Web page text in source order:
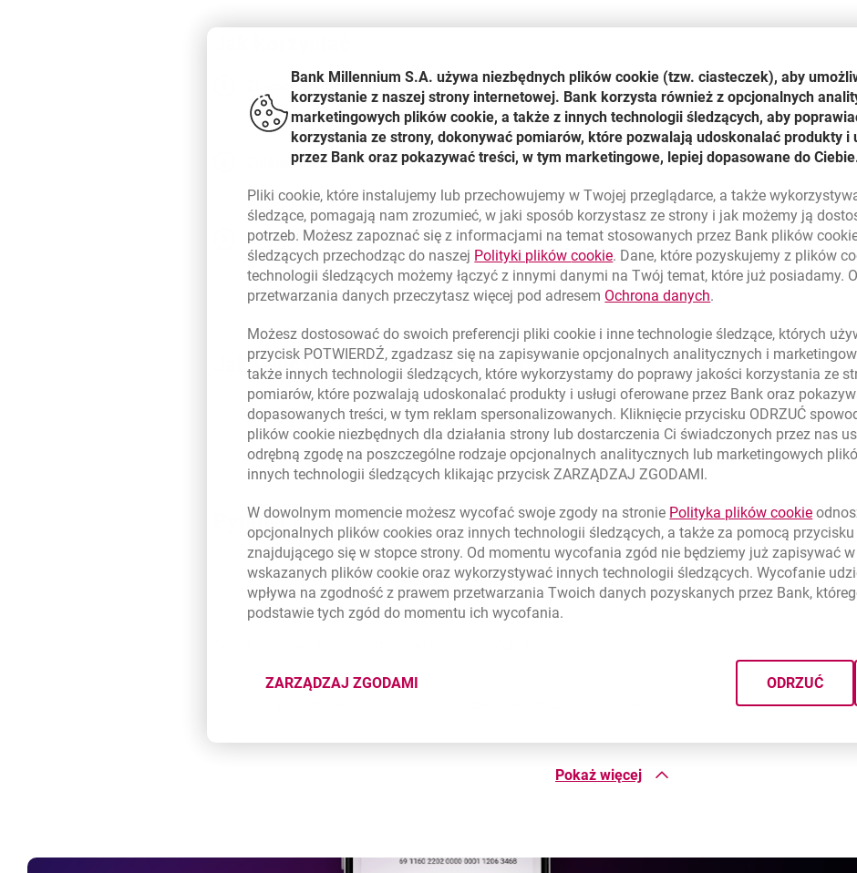
Zlecasz np. przelew w Millenecie?
Teraz zamiast przepisywać Hasło SMS, możesz zatwierdzać transakcje jednym kliknięciem w
Zaloguj się do aplikacji
Na wyświetlonym ekranie ze szczegółami operacji w Millenecie zatwierdź ją jednym
Gotowe!
W Millenecie i w aplikacji zobaczysz potwierdzenie.
Jak włączyć Autoryzację Mobilną?
Pytania i odpowiedzi
Jaka jest przewaga Autoryzacji Mobilnej nad dotychczasową metodą autoryzacji?
aktywną aplikację mobilną Banku Millennium na platformie Android lub iOS, która posłuży jako
Pokaż więcej
Bank Millennium S.A. używa niezbędnych plikówcookie (tzw. ciasteczek), aby
korzystanie z naszej strony internetowej. Bank korzysta również z opcjonalnych
marketingowych plików cookie, a także z innych technologii śledzących, aby
korzystania ze strony, dokonywać pomiarów, które pozwalają udoskonalać produkty i
przez Bank oraz pokazywać treści, w tym marketingowe, lepiej dopasowane do
Plikicookie, które instalujemy lub przechowujemy w Twojej przeglądarce, a także
śledzące, pomagają nam zrozumieć, w jaki sposób korzystasz ze strony i jak możemy ją
potrzeb. Możesz zapoznać się z informacjami na temat stosowanych przez Bank plików
śledzących przechodząc do naszej Polityki plikówcookielink otwiera się w nowym oknie
. Dane, które pozyskujemy z plików
technologii śledzących możemy łączyć z innymi danymi na Twój temat, które już posiadamy.
przetwarzania danych przeczytasz więcej pod adresem Ochrona danychlink otwiera się w
.
Możesz dostosować do swoich preferencji plikicookie i inne technologie śledzące, których
przycisk POTWIERDŹ, zgadzasz się na zapisywanie opcjonalnych analitycznych i
także innych technologii śledzących, które wykorzystamy do poprawy jakości korzystania ze
pomiarów, które pozwalają udoskonalać produkty i usługi oferowane przez Bank oraz
dopasowanych treści, w tym reklam spersonalizowanych. Kliknięcie przycisku ODRZUĆ
plikówcookie niezbędnych dla działania strony lub dostarczenia Ci świadczonych przez nas
odrębną zgodę na poszczególne rodzaje opcjonalnych analitycznych lub marketingowych
innych technologii śledzących klikając przycisk ZARZĄDZAJ ZGODAMI.
W dowolnym momencie możesz wycofać swoje zgody na stronie Polityka plikówcookielink
opcjonalnych plikówcookies oraz innych technologii śledzących, a także za pomocą
znajdującego się w stopce strony. Od momentu wycofania zgód nie będziemy już zapisywać
wskazanych plikówcookie oraz wykorzystywać innych technologii śledzących. Wycofanie
wpływa na zgodność z prawem przetwarzania Twoich danych pozyskanych przez Bank,
podstawie tych zgód do momentu ich wycofania.
ZARZĄDZAJ ZGODAMI
DOTYCZĄCYMI PLIKÓW
ODRZUĆ